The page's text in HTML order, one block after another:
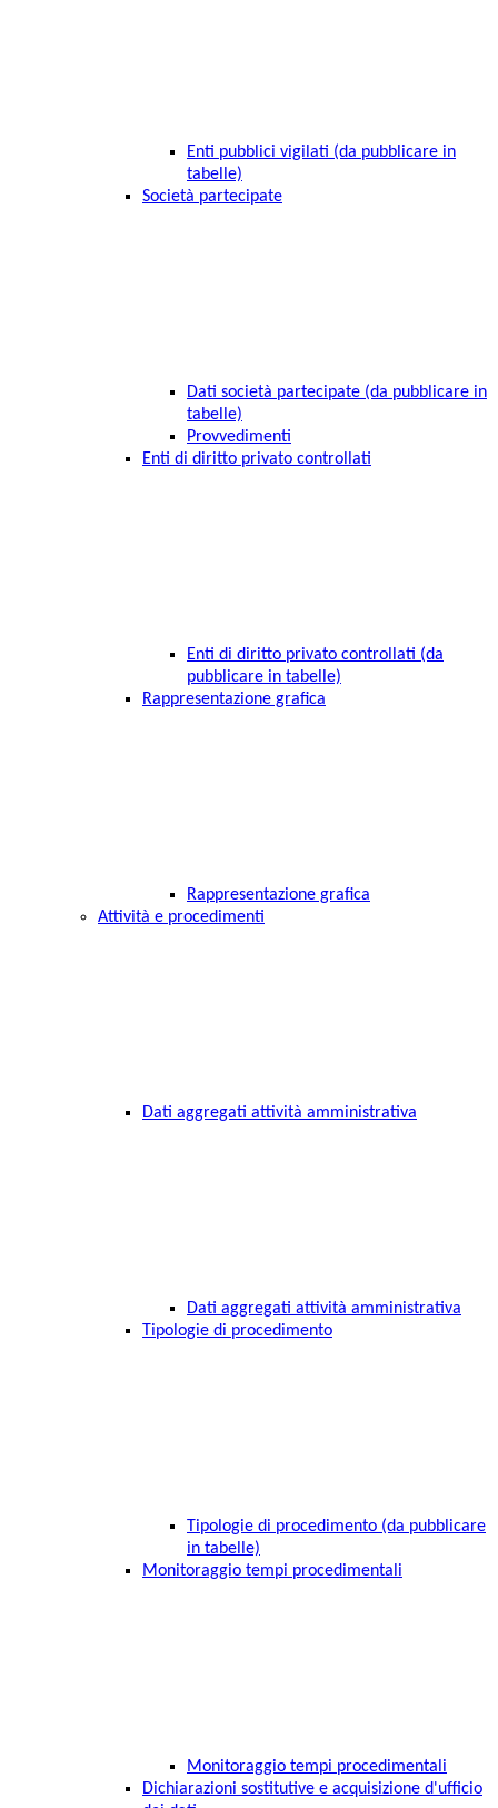
Enti pubblici vigilati (da pubblicare in
tabelle)
Società partecipate
Dati società partecipate (da pubblicare in
tabelle)
Provvedimenti
Enti di diritto privato controllati
Enti di diritto privato controllati (da
pubblicare in tabelle)
Rappresentazione grafica
Rappresentazione grafica
Attività e procedimenti
Dati aggregati attività amministrativa
Dati aggregati attività amministrativa
Tipologie di procedimento
Tipologie di procedimento (da pubblicare
in tabelle)
Monitoraggio tempi procedimentali
Monitoraggio tempi procedimentali
Dichiarazioni sostitutive e acquisizione d'ufficio